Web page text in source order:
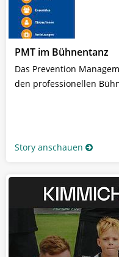
PMT im Bühnentanz
Das Prevention
den professionellen
Story anschauen